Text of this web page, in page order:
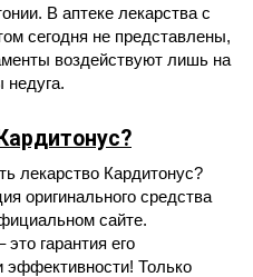
В аптеке лекарства с
сегодня не представлены,
воздействуют лишь на
?
лекарство Кардитонус?
оригинального средства
сайте.
гарантия его
эффективности! Только